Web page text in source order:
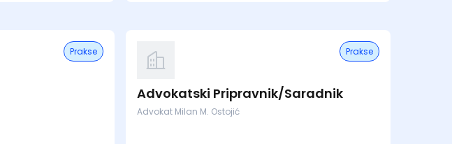
Prakse Prakse
Advokatski Pripravnik/Saradnik
Advokat Milan M. Ostojić